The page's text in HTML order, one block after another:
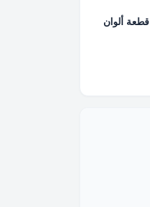
غطاء كوب ورق 8 أونز 50 قطعة ألوان